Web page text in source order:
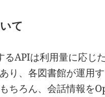
て
るAPIは利用量に応じ
り、各図書館が運用
ちろん、会話情報を